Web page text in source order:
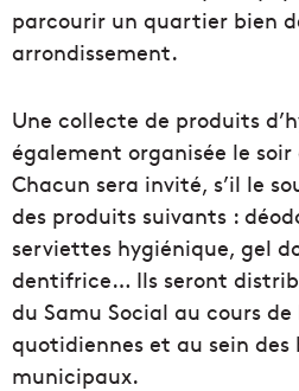
parcourir un quartier bien
arrondissement.
Une collecte de produits
également organisée le soir
Chacun sera invité, s’il le
des produits suivants :
serviettes hygiénique, gel
dentifrice… Ils seront
du Samu Social au cours
quotidiennes et au sein des
municipaux.